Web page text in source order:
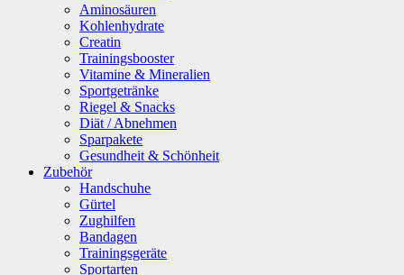
Aminosäuren
Kohlenhydrate
Creatin
Trainingsbooster
Vitamine & Mineralien
Sportgetränke
Riegel & Snacks
Diät / Abnehmen
Sparpakete
Gesundheit & Schönheit
Zubehör
Handschuhe
Gürtel
Zughilfen
Bandagen
Trainingsgeräte
Sportarten